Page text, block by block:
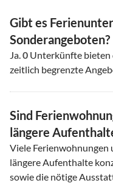
Gibt es
Sonderangeboten?
Ja.0 Unterkünfte bieten
zeitlich begrenzte
Sind
längere
Viele Ferienwohnungen
längere Aufenthalte
sowie die nötige